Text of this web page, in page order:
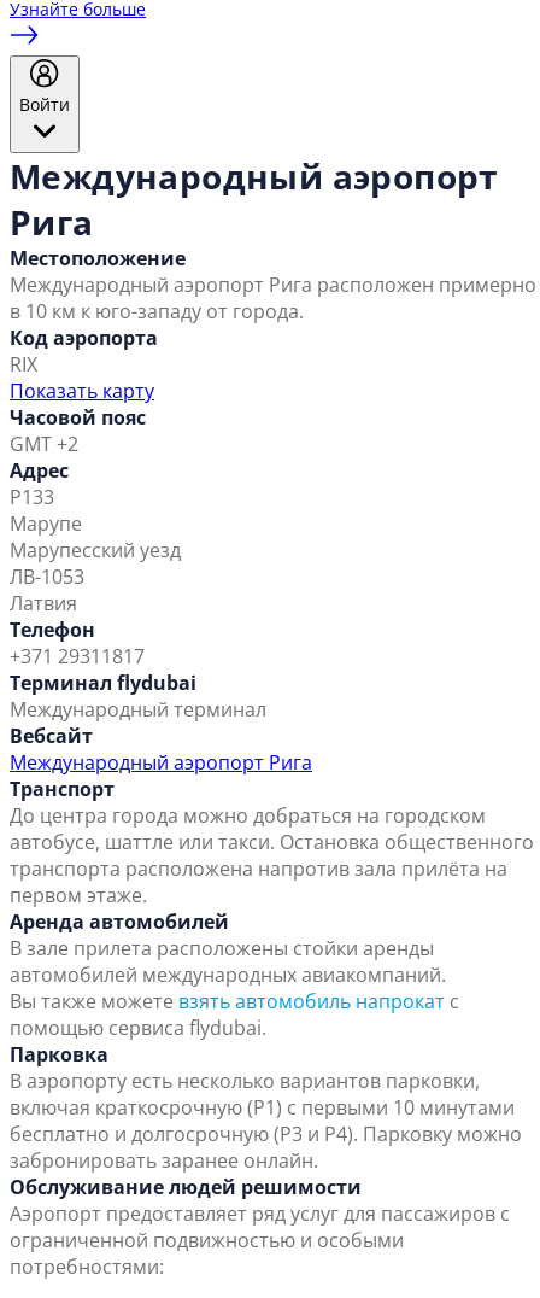
Узнайте больше
Войти
Международный аэропорт
Рига
Местоположение
Международный аэропорт Рига расположен примерно
в 10 км к юго-западу от города.
Код аэропорта
RIX
Показать карту
Часовой пояс
GMT +2
Адрес
Р133
Марупе
Марупесский уезд
ЛВ-1053
Латвия
Телефон
+371 29311817
Терминал flydubai
Международный терминал
Вебсайт
Международный аэропорт Рига
Транспорт
До центра города можно добраться на городском
автобусе, шаттле или такси. Остановка общественного
транспорта расположена напротив зала прилёта на
первом этаже.
Аренда автомобилей
В зале прилета расположены стойки аренды
автомобилей международных авиакомпаний.
Вы также можете взять автомобиль напрокат с
помощью сервиса flydubai.
Парковка
В аэропорту есть несколько вариантов парковки,
включая краткосрочную (P1) с первыми 10 минутами
бесплатно и долгосрочную (P3 и P4). Парковку можно
забронировать заранее онлайн.
Обслуживание людей решимости
Аэропорт предоставляет ряд услуг для пассажиров с
ограниченной подвижностью и особыми
потребностями: